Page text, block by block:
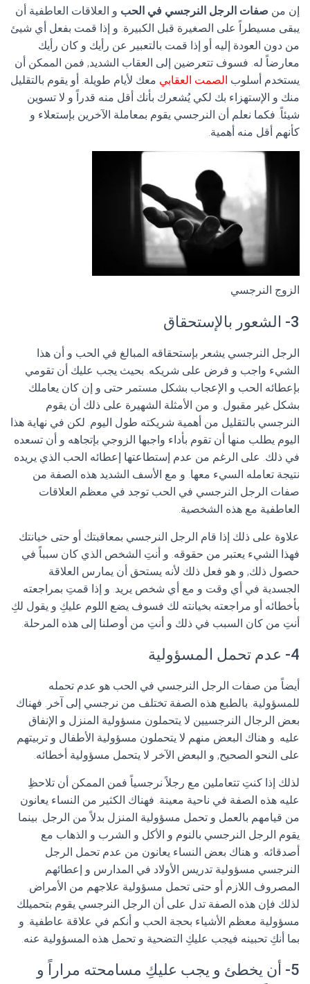
إن من صفات الرجل النرجسي في الحب و العلاقات العاطفية أن
يبقى مسيطراً على الصغيرة قبل الكبيرة. و إذا قمت بفعل أي شيئ
من دون العودة إليه أو إذا قمت بالتعبير عن رأيك و كان رأيك
معارضاً له. فسوف تتعرضين إلى العقاب الشديد, فمن الممكن أن
يستخدم أسلوب الصمت العقابي معك لأيام طويلة. أو يقوم بالتقليل
منك و الإستهزاء بك لكي يُشعرك بأنك أقل منه قدراً و لا تسوين
شيئاً. فكما نعلم أن النرجسي يقوم بمعاملة الآخرين بإستعلاء و
كأنهم أقل منه أهمية.
الزوج النرجسي
3- الشعور بالإستحقاق
الرجل النرجسي يشعر بإستحقاقه المبالغ في الحب و أن هذا
الشيء واجب و فرض على شريكه. بحيث يجب عليك أن تقومي
بإعطائه الحب و الإعجاب بشكل مستمر حتى و إن كان يعاملك
بشكل غير مقبول. و من الأمثلة الشهيرة على ذلك أن يقوم
النرجسي بالتقليل من أهمية شريكته طول اليوم. لكن في نهاية هذا
اليوم يطلب منها أن تقوم بأداء واجبها الزوجي بإتجاهه و أن تسعده
في ذلك. على الرغم من عدم إستطاعتها إعطائه الحب الذي يريده
نتيجة تعامله السيء معها. و مع الأسف الشديد هذه الصفة من
صفات الرجل النرجسي في الحب توجد في معظم العلاقات
العاطفية مع هذه الشخصية.
علاوة على ذلك إذا قام الرجل النرجسي بمعاقبتك أو حتى خيانتك
فهذا الشيء يعتبر من حقوقه. و أنتِ الشخص الذي كان سبباً في
حصول ذلك, و هو فعل ذلك لأنه يستحق أن يمارس العلاقة
الجسدية في أي وقت و مع أي شخص يريد. و إذا قمتِ بمراجعته
بأخطائه أو مراجعته بخيانته لك فسوف يضع اللوم عليكِ و يقول لكِ
أنتِ من كان السبب في ذلك و أنتِ من أوصلنا إلى هذه المرحلة.
4- عدم تحمل المسؤولية
أيضاً من صفات الرجل النرجسي في الحب هو عدم تحمله
للمسؤولية. بالطبع هذه الصفة تختلف من نرجسي إلى آخر. فهناك
بعض الرجال النرجسيين لا يتحملون مسؤولية المنزل و الإنفاق
عليه. و هناك البعض منهم لا يتحملون مسؤولية الأطفال و تربيتهم
على النحو الصحيح, و البعض الآخر لا يتحمل مسؤولية أخطائه.
لذلك إذا كنتِ تتعاملين مع رجلاً نرجسياً فمن الممكن أن تلاحظِ
عليه هذه الصفة في ناحية معينة. فهناك الكثير من النساء يعانون
من قيامهم بالعمل و تحمل مسؤولية المنزل بدلاً من الرجل. بينما
يقوم الرجل النرجسي بالنوم و الأكل و الشرب و الذهاب مع
أصدقائه. و هناك بعض النساء يعانون من عدم تحمل الرجل
النرجسي مسؤولية تدريس الأولاد في المدارس و إعطائهم
المصروف اللازم أو حتى تحمل مسؤولية علاجهم من الأمراض.
لذلك فإن هذه الصفة تدل على أن الرجل النرجسي يقوم بتحميلك
مسؤولية معظم الأشياء بحجة الحب و أنكم في علاقة عاطفية. و
بما أنكِ تحبينه فيجب عليكِ التضحية و تحمل هذه المسؤولية عنه.
5- أن يخطئ و يجب عليكِ مسامحته مراراً و